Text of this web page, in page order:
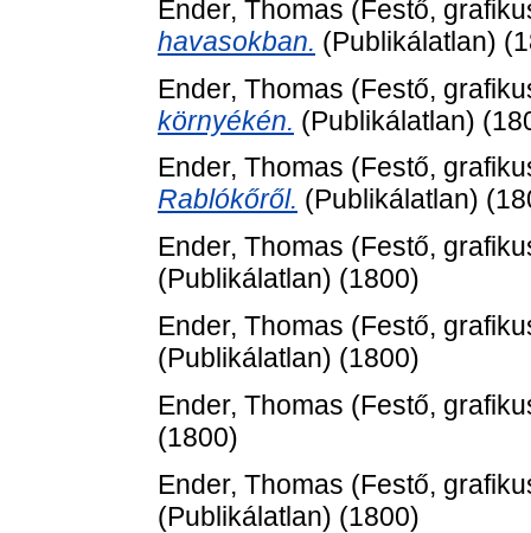
Ender, Thomas (Festő,
havasokban. (Publikálatlan)
Ender, Thomas (Festő,
környékén. (Publikálatlan)
Ender, Thomas (Festő,
Rablókőről. (Publikálatlan)
Ender, Thomas (Festő,
(Publikálatlan) (1800)
Ender, Thomas (Festő,
(Publikálatlan) (1800)
Ender, Thomas (Festő,
(1800)
Ender, Thomas (Festő,
(Publikálatlan) (1800)